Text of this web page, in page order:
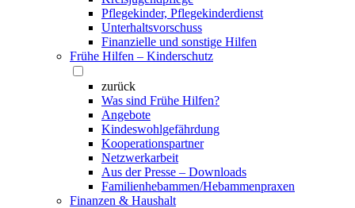
Pflegekinder, Pflegekinderdienst
Unterhaltsvorschuss
Finanzielle und sonstige Hilfen
Frühe Hilfen – Kinderschutz
zurück
Was sind Frühe Hilfen?
Angebote
Kindeswohlgefährdung
Kooperationspartner
Netzwerkarbeit
Aus der Presse – Downloads
Familienhebammen/Hebammenpraxen
Finanzen & Haushalt